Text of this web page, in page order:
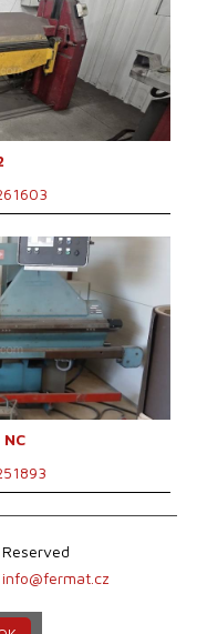
2000 mm
Hydraulický
2400 kg
2780x640x1390
mm
2,2 kW
1994
2 mm
8200 mm
Hydraulický
9400x2000x1600
7100 kg
No
info@fermat.cz